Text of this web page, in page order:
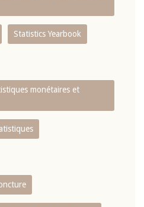
Statistics Yearbook
monétaires et